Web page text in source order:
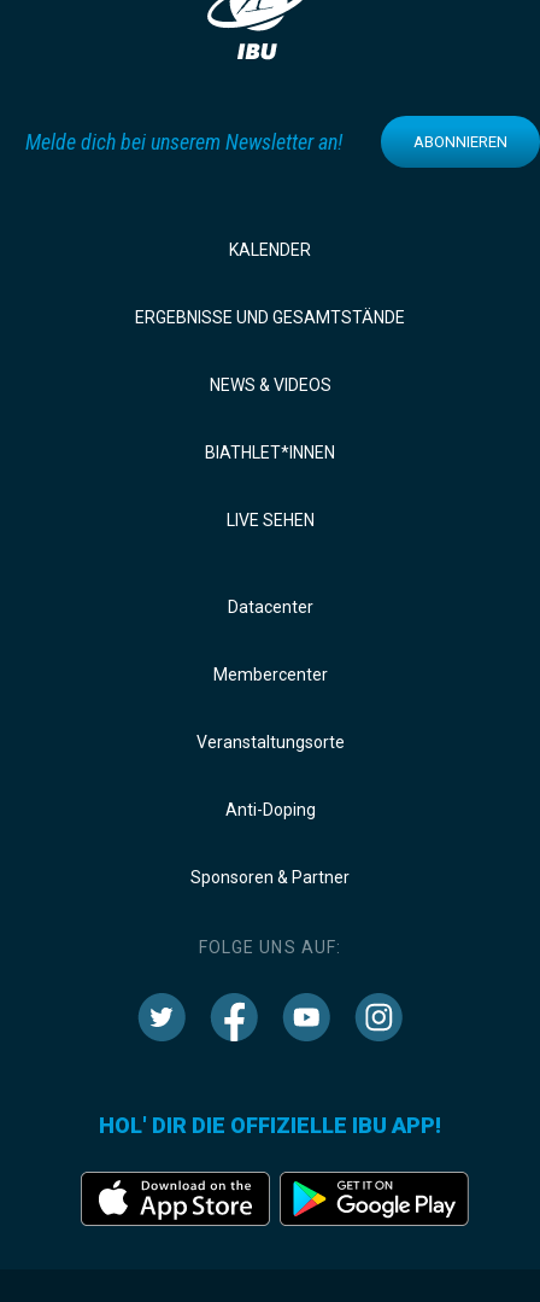
Melde dich bei unserem Newsletter an! ABONNIEREN
KALENDER
ERGEBNISSE UND GESAMTSTÄNDE
NEWS & VIDEOS
BIATHLET*INNEN
LIVE SEHEN
Datacenter
Membercenter
Veranstaltungsorte
Anti-Doping
Sponsoren & Partner
FOLGE UNS AUF:
HOL' DIR DIE OFFIZIELLE IBU APP!